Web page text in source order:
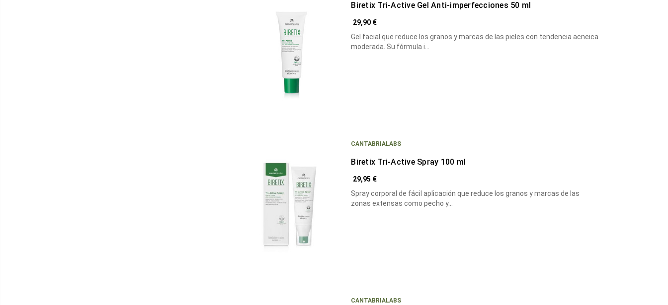
Biretix Tri-Active Gel Anti-imperfecciones 50 ml
29,90 €
Gel facial que reduce los granos y marcas de las pieles con tendencia acneica
moderada. Su fórmula i…
CANTABRIALABS
Biretix Tri-Active Spray 100 ml
29,95 €
Spray corporal de fácil aplicación que reduce los granos y marcas de las
zonas extensas como pecho y…
CANTABRIALABS